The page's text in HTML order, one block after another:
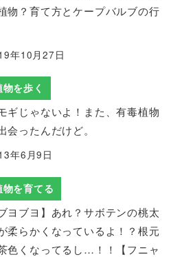
物？育て方とケープバルブの行
年10月27日
物を歩く
ギじゃないよ！また、有毒植物
会ったんだけど。
年6月9日
物を育てる
ブヨブヨ】あれ？サボテンの桃太
柔らかくなっているよ！？根元
色くなってるし…！！【フニャ